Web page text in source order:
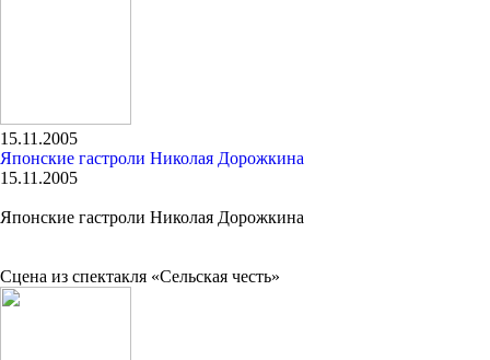
15.11.2005
Японские гастроли Николая Дорожкина
15.11.2005
Японские гастроли Николая Дорожкина
Сцена из спектакля «Сельская честь»